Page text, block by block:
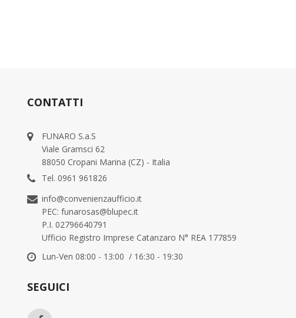
CONTATTI
FUNARO S.a.S
Viale Gramsci 62
88050 Cropani Marina (CZ) - Italia
Tel. 0961 961826
info@convenienzaufficio.it
PEC: funarosas@blupec.it
P.I. 02796640791
Ufficio Registro Imprese Catanzaro N° REA 177859
Lun-Ven 08:00 - 13:00 / 16:30 - 19:30
SEGUICI